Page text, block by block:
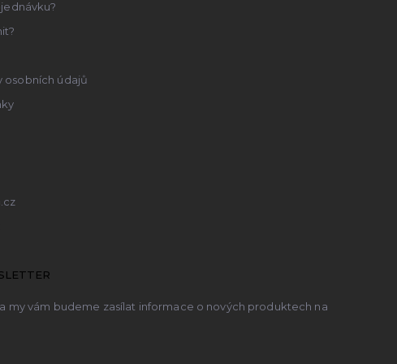
osobních údajů
my vám budeme zasílat informace o nových produktech na